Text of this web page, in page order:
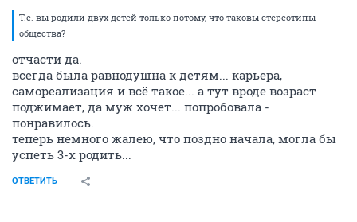
Т.е. вы родили двух детей только потому, что таковы стереотипы
общества?
отчасти да.
всегда была равнодушна к детям... карьера,
самореализация и всё такое... а тут вроде возраст
поджимает, да муж хочет... попробовала -
понравилось.
теперь немного жалею, что поздно начала, могла бы
успеть 3-х родить...
ОТВЕТИТЬ